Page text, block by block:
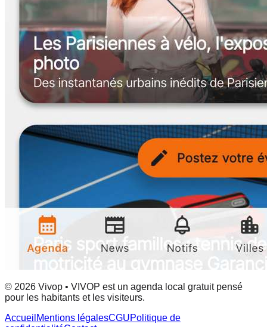
© 2026 Vivop • VIVOP est un agenda local gratuit pensé
pour les habitants et les visiteurs.
Accueil Mentions légalesCGUPolitique de